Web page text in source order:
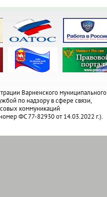
Варненского муниципального
по надзору в сфере связи,
коммуникаций
ФС 77-82930 от 14.03.2022 г.).